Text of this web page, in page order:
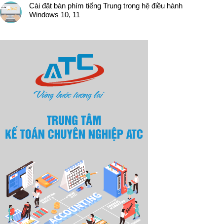
Cài đặt bàn phím tiếng Trung trong hệ điều hành
Windows 10, 11